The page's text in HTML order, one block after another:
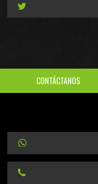
CONTÁCTANOS